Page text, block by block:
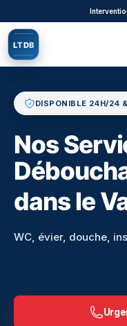
Aller au contenu
LTDB
DISPONIBLE 24H/24
Nos
dans le
WC, évier, douche,